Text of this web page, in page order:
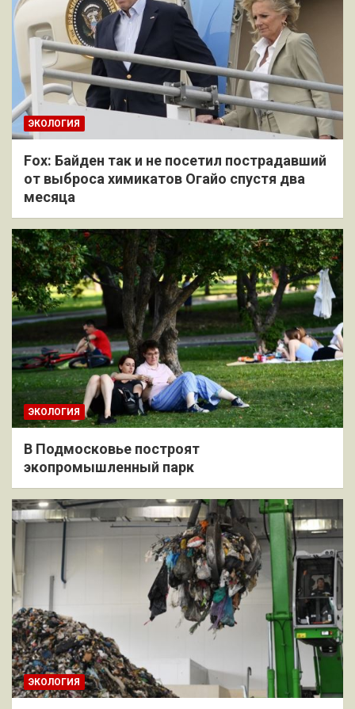
ЭКОЛОГИЯ
Fox: Байден так и не посетил пострадавший
от выброса химикатов Огайо спустя два
месяца
ЭКОЛОГИЯ
В Подмосковье построят
экопромышленный парк
ЭКОЛОГИЯ